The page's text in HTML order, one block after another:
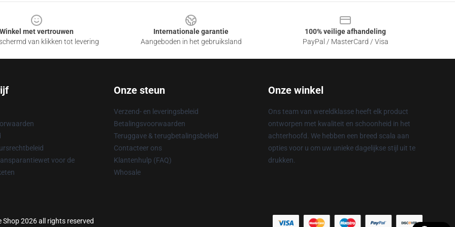
Winkel met vertrouwen
van klikken tot levering
Internationale garantie
Aangeboden in het gebruiksland
100% veilige afhandeling
PayPal / MasterCard / Visa
voor de
Onze steun
Verzend- en leveringsbeleid
Betalingsvoorwaarden
Teruggave & terugbetalingsbeleid
Contacteer ons
Klantenhulp (FAQ)
Whosale
Onze winkel
Ons team van wereldklasse heeft elk product
ontworpen met kwaliteit en schoonheid in het
achterhoofd. We hebben een breed scala aan
opties voor u om uw unieke dagelijkse stijl uit te
drukken.
2026 all rights reserved